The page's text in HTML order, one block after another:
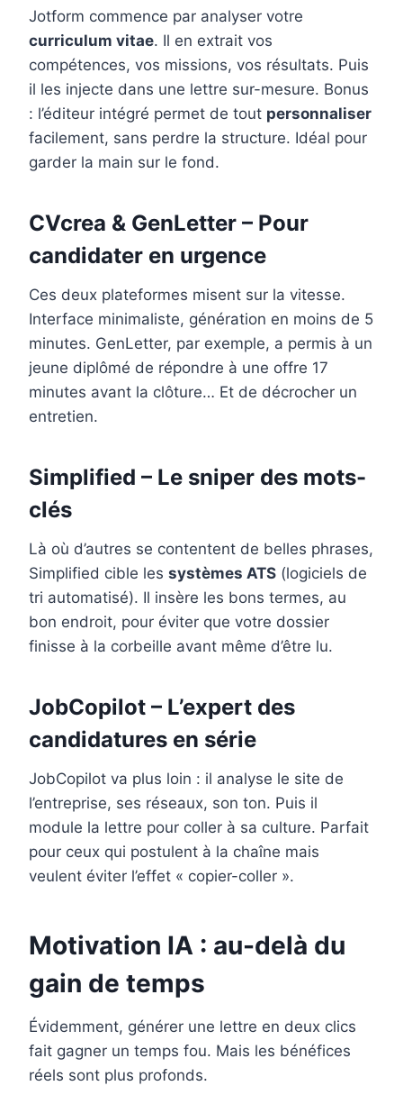
Jotform commence par analyser votre
curriculum vitae. Il en extrait vos
compétences, vos missions, vos résultats. Puis
il les injecte dans une lettre sur-mesure. Bonus
: l’éditeur intégré permet de tout personnaliser
facilement, sans perdre la structure. Idéal pour
garder la main sur le fond.
CVcrea & GenLetter – Pour
candidater en urgence
Ces deux plateformes misent sur la vitesse.
Interface minimaliste, génération en moins de 5
minutes. GenLetter, par exemple, a permis à un
jeune diplômé de répondre à une offre 17
minutes avant la clôture… Et de décrocher un
entretien.
Simplified – Le sniper des mots-
clés
Là où d’autres se contentent de belles phrases,
Simplified cible les systèmes ATS (logiciels de
tri automatisé). Il insère les bons termes, au
bon endroit, pour éviter que votre dossier
finisse à la corbeille avant même d’être lu.
JobCopilot – L’expert des
candidatures en série
JobCopilot va plus loin : il analyse le site de
l’entreprise, ses réseaux, son ton. Puis il
module la lettre pour coller à sa culture. Parfait
pour ceux qui postulent à la chaîne mais
veulent éviter l’effet « copier-coller ».
Motivation IA : au-delà du
gain de temps
Évidemment, générer une lettre en deux clics
fait gagner un temps fou. Mais les bénéfices
réels sont plus profonds.